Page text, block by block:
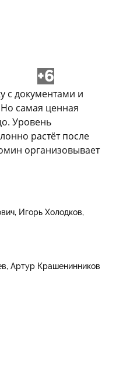
+6
с документами и
самая ценная
Уровень
растёт после
организовывает
Игорь Холодков
Артур Крашенинников